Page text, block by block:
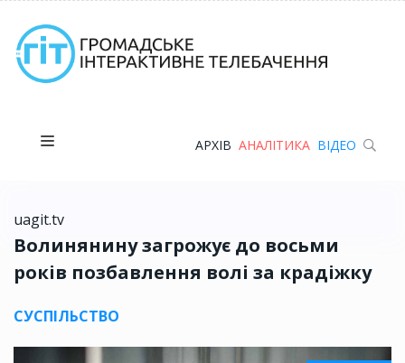
АРХІВ АНАЛІТИКА ВІДЕО
uagit.tv
Волинянину загрожує до восьми
років позбавлення волі за крадіжку
СУСПІЛЬСТВО